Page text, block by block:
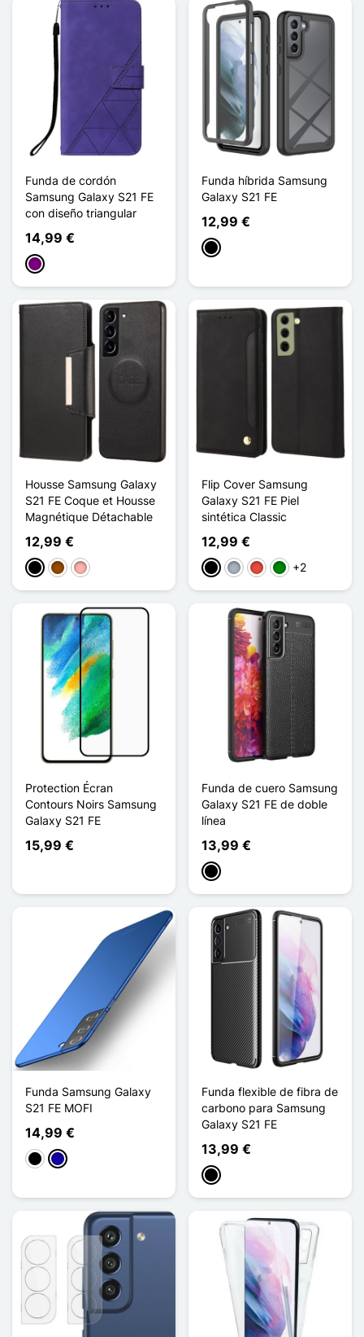
Funda de cordón
Samsung Galaxy S21 FE
con diseño triangular
14,99 €
Púrpura
Funda híbrida Samsung
Galaxy S21 FE
12,99 €
Negro
Housse Samsung Galaxy
S21 FE Coque et Housse
Magnétique Détachable
12,99 €
NegroMarrónOro rosa
Flip Cover Samsung
Galaxy S21 FE Piel
sintética Classic
12,99 €
NegroGris RojoVerde
+2
Protection Écran
Contours Noirs Samsung
Galaxy S21 FE
15,99 €
Funda de cuero Samsung
Galaxy S21 FE de doble
línea
13,99 €
Negro
Funda Samsung Galaxy
S21 FE MOFI
14,99 €
NegroAzul oscuro
Funda flexible de fibra de
carbono para Samsung
Galaxy S21 FE
13,99 €
Negro